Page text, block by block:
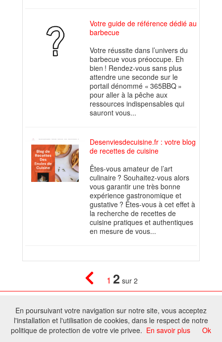
Votre guide de référence dédié au
barbecue
Votre réussite dans l’univers du
barbecue vous préoccupe. Eh
bien ! Rendez-vous sans plus
attendre une seconde sur le
portail dénommé « 365BBQ »
pour aller à la pêche aux
ressources indispensables qui
sauront vous...
Desenviesdecuisine.fr : votre blog
de recettes de cuisine
Êtes-vous amateur de l’art
culinaire ? Souhaitez-vous alors
vous garantir une très bonne
expérience gastronomique et
gustative ? Êtes-vous à cet effet à
la recherche de recettes de
cuisine pratiques et authentiques
en mesure de vous...
1 2 sur 2
FontAwesome
Tous droits réservés - Toute reproduction du contenu de ce site, même
partielle, est interdite sans accord du propriétaire.
En poursuivant votre navigation sur notre site, vous acceptez
l'installation et l'utilisation de cookies, dans le respect de notre
politique de protection de votre vie privee. En savoir plus Ok